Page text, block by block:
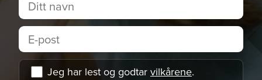
Jeg har lest og godtar vilkårene.